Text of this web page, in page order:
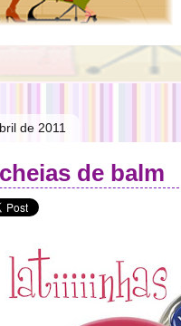
de 2011
de balm